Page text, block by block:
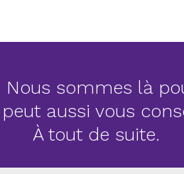
Nous sommes là
aussi vous
À tout de suite.